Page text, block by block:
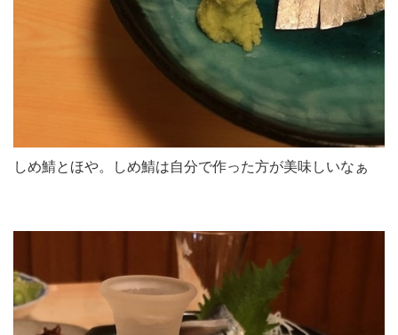
しめ鯖とほや。しめ鯖は自分で作った方が美味しいなぁ